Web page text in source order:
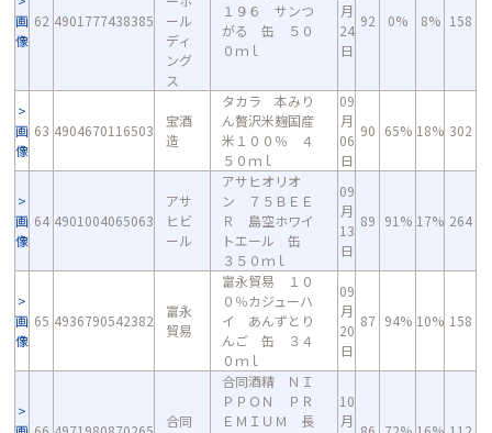
画
像
62 4901777438385
ール
ディ
ング
ス
１９６ サンつ
がる 缶 ５０
０ｍｌ
月
24
日
92 0% 8% 158
画
像
63 4904670116503
宝酒
造
タカラ 本みり
ん贅沢米麹国産
米１００％ ４
５０ｍｌ
09
月
06
日
90 65% 18% 302
画
像
64 4901004065063
アサ
ヒビ
ール
アサヒオリオ
ン ７５ＢＥＥ
Ｒ 島空ホワイ
トエール 缶
３５０ｍｌ
09
月
13
日
89 91% 17% 264
画
像
65 4936790542382
富永
貿易
富永貿易 １０
０％カジューハ
イ あんずとり
んご 缶 ３４
０ｍｌ
09
月
20
日
87 94% 10% 158
合同
合同酒精 ＮＩ
ＰＰＯＮ ＰＲ
ＥＭＩＵＭ 長
10
月